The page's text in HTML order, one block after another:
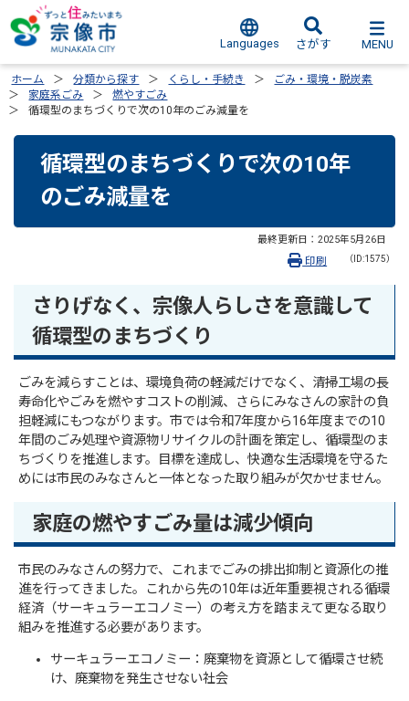
Languages さがす MENU
ホーム 分類から探す くらし・手続き
ごみ・環境・脱炭素
家庭系ごみ
燃やすごみ
循環型のまちづくりで次の10年のごみ減量を
循環型のまちづくりで次の10年
のごみ減量を
最終更新日： 2025年5月26日
（ID:1575）
印刷
さりげなく、宗像人らしさを意識して
循環型のまちづくり
ごみを減らすことは、環境負荷の軽減だけでなく、清掃工場の長
寿命化やごみを燃やすコストの削減、さらにみなさんの家計の負
担軽減にもつながります。市では令和7年度から16年度までの10
年間のごみ処理や資源物リサイクルの計画を策定し、循環型のま
ちづくりを推進します。目標を達成し、快適な生活環境を守るた
めには市民のみなさんと一体となった取り組みが欠かせません。
家庭の燃やすごみ量は減少傾向
市民のみなさんの努力で、これまでごみの排出抑制と資源化の推
進を行ってきました。これから先の10年は近年重要視される循環
経済（サーキュラーエコノミー）の考え方を踏まえて更なる取り
組みを推進する必要があります。
サーキュラーエコノミー：廃棄物を資源として循環させ続
け、廃棄物を発生させない社会